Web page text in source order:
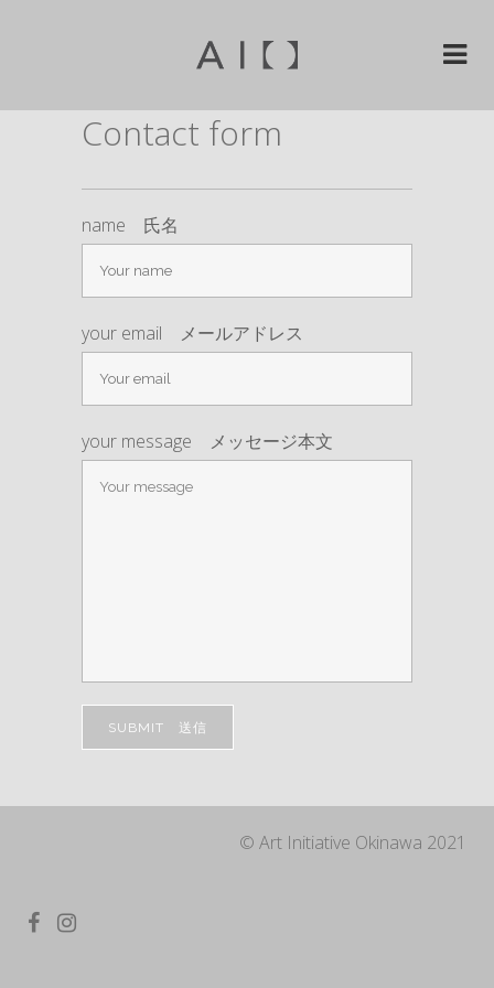
Contact form
name 氏名
your email メールアドレス
your message メッセージ本文
©︎ Art Initiative Okinawa 2021